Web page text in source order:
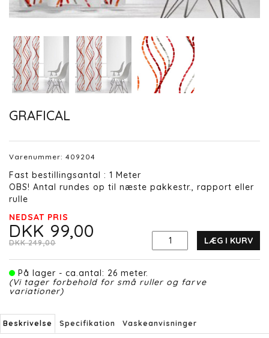
GRAFICAL
Varenummer: 409204
Fast bestillingsantal : 1 Meter
OBS! Antal rundes op til næste pakkestr., rapport eller
rulle
NEDSAT PRIS
DKK 99,00
DKK 249,00 LÆG I KURV
På lager - ca.antal: 26 meter.
(Vi tager forbehold for små ruller og farve
variationer)
Beskrivelse Specifikation Vaskeanvisninger